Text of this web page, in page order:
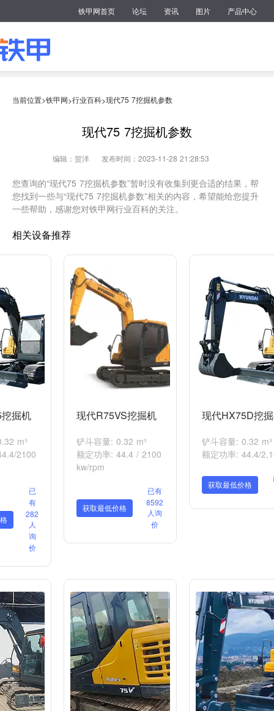
铁甲网首页 论坛 资讯 图片 产品中心
当前位置>铁甲网>行业百科>现代75 7挖掘机参数
现代75 7挖掘机参数
编辑：贺洋 发布时间：2023-11-28 21:28:53
您查询的“现代75 7挖掘机参数”暂时没有收集到更合适的结果，帮
您找到一些与“现代75 7挖掘机参数”相关的内容，希望能给您提升
一些帮助，感谢您对铁甲网行业百科的关注。
相关设备推荐
掘机
m³
2100
已
有
282
人
询
价
现代R75VS挖掘机
铲斗容量: 0.32 m³
额定功率: 44.4 / 2100
kw/rpm
获取最低价格
已有
8592
人询
价
现代HX75D挖
铲斗容量: 0.32 m³
额定功率: 44.4/
获取最低价格